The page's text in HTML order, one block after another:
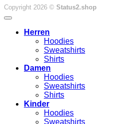
Copyright 2026 © Status2.shop
Herren
Hoodies
Sweatshirts
Shirts
Damen
Hoodies
Sweatshirts
Shirts
Kinder
Hoodies
Sweatshirts